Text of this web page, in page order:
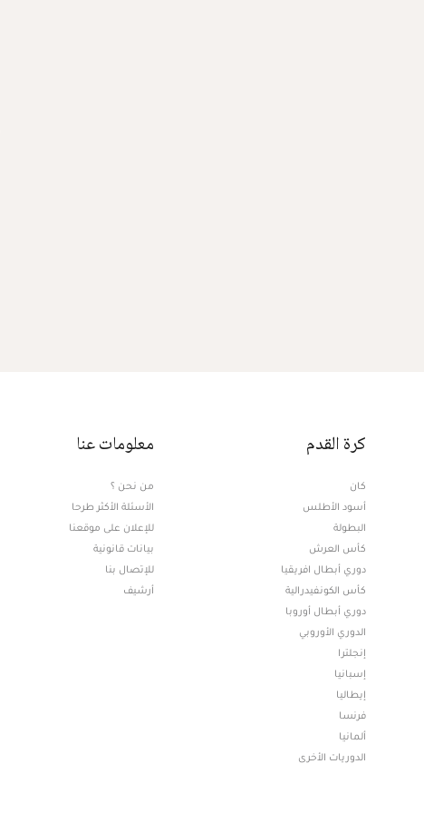
كرة القدم
كان
أسود الأطلس
البطولة
كأس العرش
دوري أبطال افريقيا
كأس الكونفيدرالية
دوري أبطال أوروبا
الدوري الأوروبي
إنجلترا
إسبانيا
إيطاليا
فرنسا
ألمانيا
الدوريات الأخرى
معلومات عنا
من نحن ؟
الأسئلة الأكثر طرحا
للإعلان على موقعنا
بيانات قانونية
للإتصال بنا
أرشيف